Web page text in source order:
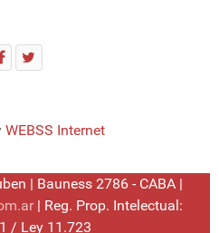
WEBSS Internet
| Bauness 2786 - CABA |
| Reg. Prop. Intelectual:
/ Ley 11.723